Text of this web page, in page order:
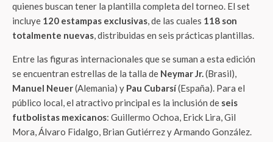
quienes buscan tener la plantilla completa del torneo. El set
incluye 120 estampas exclusivas, de las cuales 118 son
totalmente nuevas, distribuidas en seis prácticas plantillas.
Entre las figuras internacionales que se suman a esta edición
se encuentran estrellas de la talla de Neymar Jr.(Brasil),
Manuel Neuer(Alemania) y Pau Cubarsí(España). Para el
público local, el atractivo principal es la inclusión de seis
futbolistas mexicanos: Guillermo Ochoa, Erick Lira, Gil
Mora, Álvaro Fidalgo, Brian Gutiérrez y Armando González.